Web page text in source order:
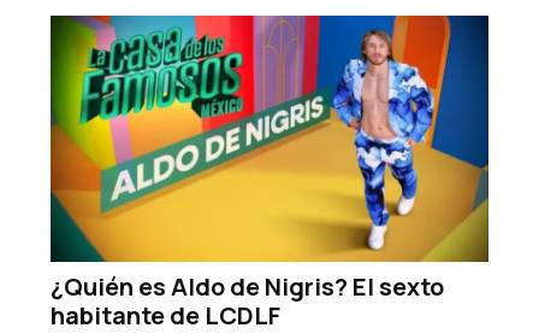
¿Quién es Aldo de Nigris? El sexto
habitante de LCDLF